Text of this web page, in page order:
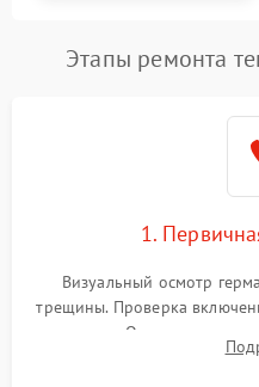
Этапы ремонта
1.
Визуальный осмотр
трещины. Проверка
зарядки. Оценка вывода
проверка базовых